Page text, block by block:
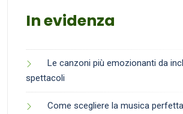
In evidenza
Le canzoni più emozionanti da
spettacoli
Come scegliere la musica